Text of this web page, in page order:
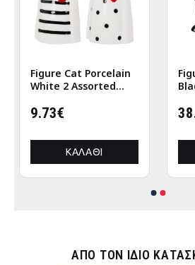
Figure Cat Porcelain
White 2 Assorted
9.73€
ΚΑΛΆΘΙ
ΑΠΌ ΤΟΝ ΊΔΙΟ